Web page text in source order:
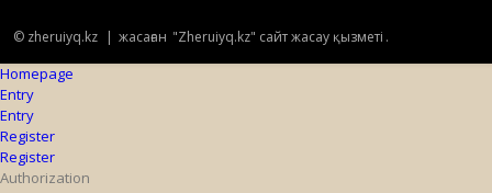
© zheruiyq.kz | жасаған "Zheruiyq.kz" сайт жасау қызметі .
Homepage
Entry
Entry
Register
Register
Authorization